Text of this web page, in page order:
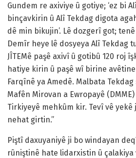
Gundem re axiviye û gotiye; ‘ez bi
binçavkirin û Alî Tekdag digota
dê min bikujin’. Lê dozgerî got;
Demîr heye lê dosyeya Alî Tekdag
JÎTEMê paşê axivî û gotibû 120 roj
hatiye kirin û paşê wî birine
Farqînê ya Amedê. Malbata
Mafên Mirovan a Ewropayê
Tirkiyeyê mehkûm kir. Tevî vê yekê
nehat girtin.”
Piştî daxuyaniyê ji bo windayan
rûniştinê hate lidarxistin û